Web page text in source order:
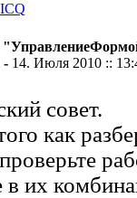
ICQ
- 14. Июля 2010 ::
совет.
как
в их